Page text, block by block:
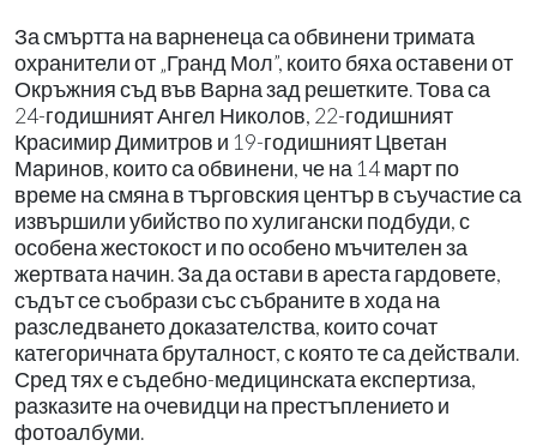
За смъртта на варненеца са обвинени тримата
охранители от „Гранд Мол”, които бяха оставени от
Окръжния съд във Варна зад решетките. Това са
24-годишният Ангел Николов, 22-годишният
Красимир Димитров и 19-годишният Цветан
Маринов, които са обвинени, че на 14 март по
време на смяна в търговския център в съучастие са
извършили убийство по хулигански подбуди, с
особена жестокост и по особено мъчителен за
жертвата начин. За да остави в ареста гардовете,
съдът се съобрази със събраните в хода на
разследването доказателства, които сочат
категоричната бруталност, с която те са действали.
Сред тях е съдебно-медицинската експертиза,
разказите на очевидци на престъплението и
фотоалбуми.